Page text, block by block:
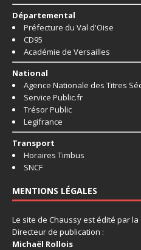
Départemental
Préfecture du Val d'Oise
CD95
Académie de Versailles
National
Agence Nationale des Titres
Service Public.fr
Trésor Public
Legifrance
Transport
Horaires Timbus
SNCF
MENTIONS LÉGALES
Le site de Chaussy est édité par
Directeur de publication :
Michaël Rollois